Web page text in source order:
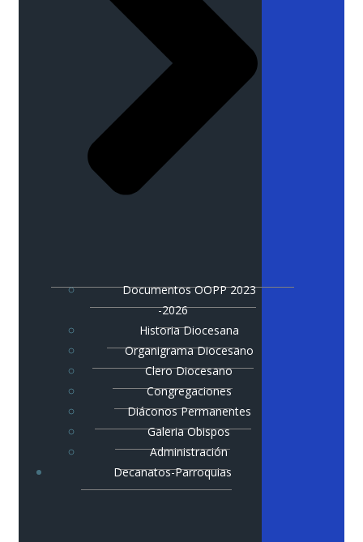
Documentos OOPP 2023
-2026
Historia Diocesana
Organigrama Diocesano
Clero Diocesano
Congregaciones
Diáconos Permanentes
Galeria Obispos
Administración
Decanatos-Parroquias